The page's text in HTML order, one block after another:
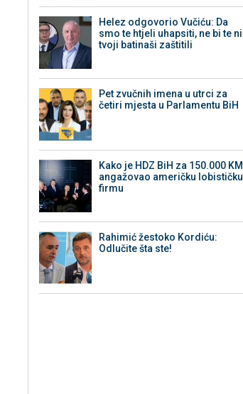
Helez odgovorio Vučiću: Da
smo te htjeli uhapsiti, ne bi te ni
tvoji batinaši zaštitili
Pet zvučnih imena u utrci za
četiri mjesta u Parlamentu BiH
Kako je HDZ BiH za 150.000 KM
angažovao američku lobističku
firmu
Rahimić žestoko Kordiću:
Odlučite šta ste!